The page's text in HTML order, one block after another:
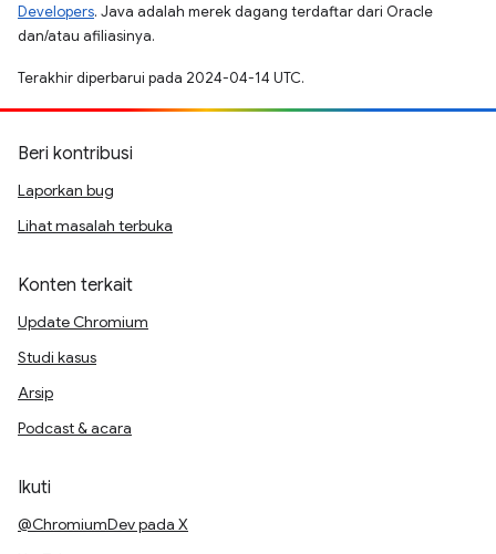
Developers. Java adalah merek dagang terdaftar dari Oracle
dan/atau afiliasinya.
Terakhir diperbarui pada 2024-04-14 UTC.
Beri kontribusi
Laporkan bug
Lihat masalah terbuka
Konten terkait
Update Chromium
Studi kasus
Arsip
Podcast & acara
Ikuti
@ChromiumDev pada X